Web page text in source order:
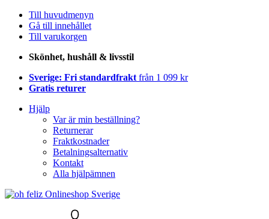
Till huvudmenyn
Gå till innehållet
Till varukorgen
Skönhet, hushåll & livsstil
Sverige: Fri standardfrakt från 1 099 kr
Gratis returer
Hjälp
Var är min beställning?
Returnerar
Fraktkostnader
Betalningsalternativ
Kontakt
Alla hjälpämnen